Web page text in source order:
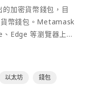
加密貨幣錢包，目
幣錢包。Metamask
Edge 等瀏覽器上作
方便。
以太坊 錢包